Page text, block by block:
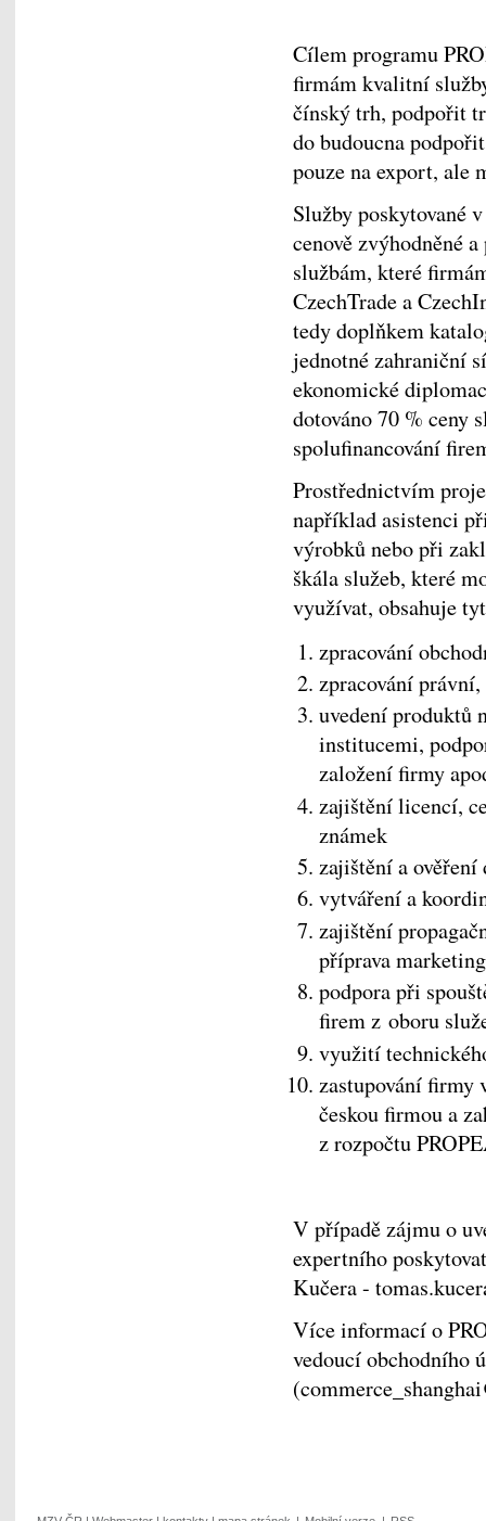
Cílem programu
firmám kvalitní
čínský trh, podpořit
do budoucna
pouze na export, ale
Služby poskytované
cenově zvýhodněné
službám, které
CzechTrade a
tedy doplňkem
jednotné zahraniční
ekonomické
dotováno 70 % ceny
spolufinancování
Prostřednictvím
například asistenci
výrobků nebo při
škála služeb, které
využívat, obsahuje
zpracování
zpracování
uvedení produktů
institucemi,
založení firmy
zajištění licencí,
známek
zajištění a
vytváření a
zajištění
příprava
podpora při
firem z oboru
využití
zastupování firmy
českou firmou a
z rozpočtu
V případě zájmu o
expertního
Kučera -
Více informací o
vedoucí obchodního